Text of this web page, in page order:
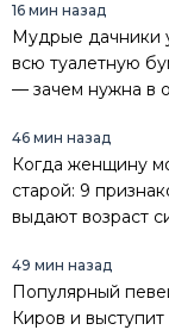
16 мин назад
Мудрые дачники
всю туалетную
— зачем нужна в
46 мин назад
Когда женщину
старой: 9
выдают возраст
49 мин назад
Популярный
Киров и выступит